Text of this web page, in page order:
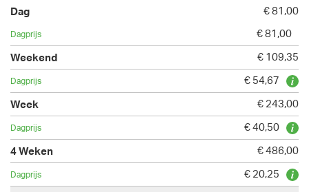
€ 81,00
€ 81,00
€ 109,35
€ 54,67
€ 243,00
€ 40,50
€ 486,00
€ 20,25